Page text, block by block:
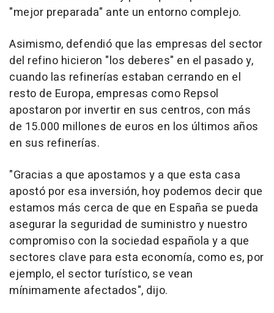
"mejor preparada" ante un entorno complejo.
Asimismo, defendió que las empresas del sector
del refino hicieron "los deberes" en el pasado y,
cuando las refinerías estaban cerrando en el
resto de Europa, empresas como Repsol
apostaron por invertir en sus centros, con más
de 15.000 millones de euros en los últimos años
en sus refinerías.
"Gracias a que apostamos y a que esta casa
apostó por esa inversión, hoy podemos decir que
estamos más cerca de que en España se pueda
asegurar la seguridad de suministro y nuestro
compromiso con la sociedad española y a que
sectores clave para esta economía, como es, por
ejemplo, el sector turístico, se vean
mínimamente afectados", dijo.